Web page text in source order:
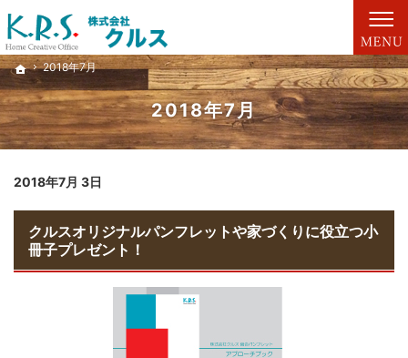
ホーム
2018年7月
2018年7月
満足と信頼の家づくり 幸せづくりのための注文住宅は「クルス」へ
お客様のご要望をカタチにする自由設計の家づくり。新築一戸建て・注文住宅・リフォ
2018年7月 3日
クルスオリジナルパンフレットや家づくりに役立つ小
冊子プレゼント！
ホーム
2018年7月